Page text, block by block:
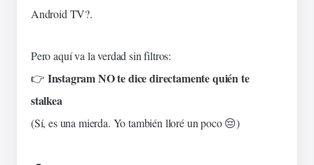
Android TV?.
Pero aquí va la verdad sinfiltros:
👉 Instagram NO te dice directamente quién te
stalkea
(Sí, es unamierda. Yo también lloré un poco 😔)